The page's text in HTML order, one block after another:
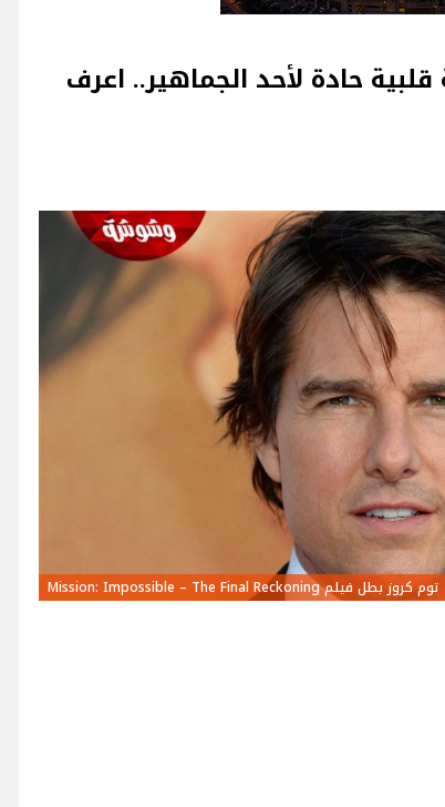
حادة لأحد الجماهير.. اعرف
توم كروز بطل فيلم Mission: Impossible – The Final Reckoning